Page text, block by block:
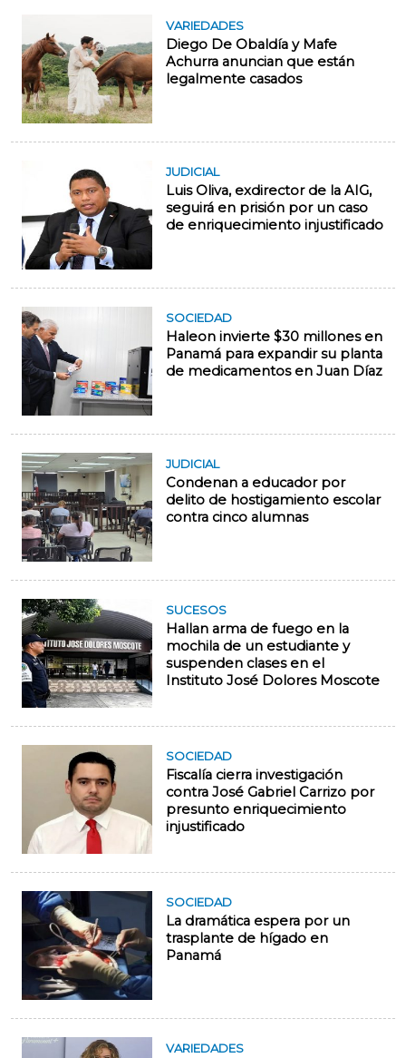
VARIEDADES
Diego De Obaldía y Mafe
Achurra anuncian que están
legalmente casados
JUDICIAL
Luis Oliva, exdirector de la AIG,
seguirá en prisión por un caso
de enriquecimiento injustificado
SOCIEDAD
Haleon invierte $30 millones en
Panamá para expandir su planta
de medicamentos en Juan Díaz
JUDICIAL
Condenan a educador por
delito de hostigamiento escolar
contra cinco alumnas
SUCESOS
Hallan arma de fuego en la
mochila de un estudiante y
suspenden clases en el
Instituto José Dolores Moscote
SOCIEDAD
Fiscalía cierra investigación
contra José Gabriel Carrizo por
presunto enriquecimiento
injustificado
SOCIEDAD
La dramática espera por un
trasplante de hígado en
Panamá
VARIEDADES